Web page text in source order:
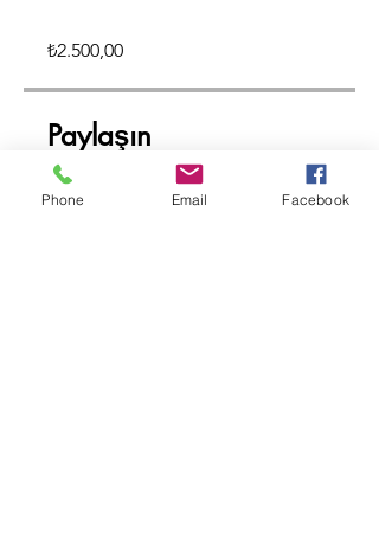
₺2.500,00
Paylaşın
Phone Email Facebook